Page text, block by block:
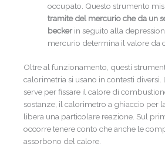
occupato. Questo strumento
tramite del mercurio che da un
becker in seguito alla
mercurio determina il valore da
Oltre al funzionamento, questi
calorimetria si usano in contesti
serve per fissare il calore di
sostanze, il calorimetro a ghiaccio per
libera una particolare reazione. Sul
occorre tenere conto che anche le
assorbono del calore.